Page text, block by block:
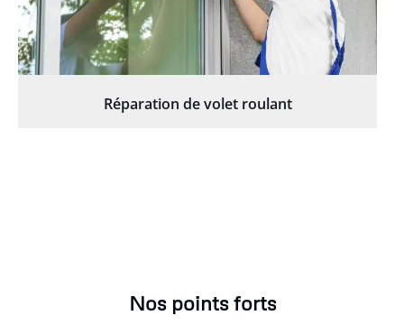
Réparation de volet roulant
Nos points forts